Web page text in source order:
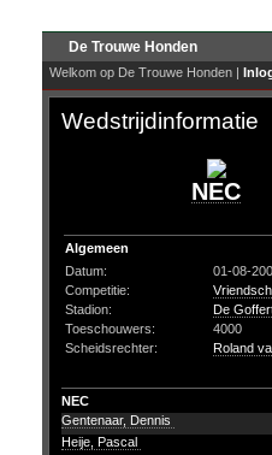
De Trouwe Honden
Welkom op De Trouwe Honden |
Wedstrijdinformatie
NEC
Algemeen
Datum:
01-08-
Competitie:
Stadion:
De
Toeschouwers:
4000
Scheidsrechter:
Roland
NEC
Gentenaar, Dennis
Heije, Pascal